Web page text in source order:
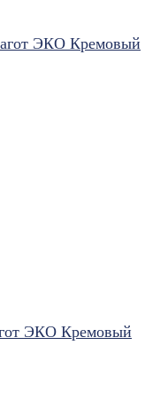
ЭКО Кремовый
ЭКО Кремовый